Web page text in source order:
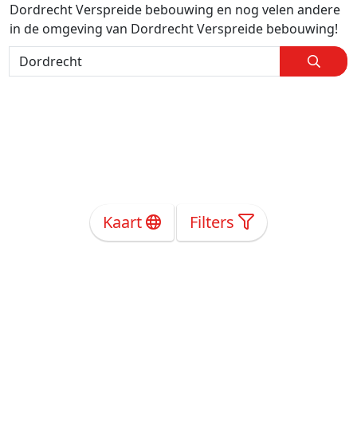
Dordrecht Verspreide bebouwing en nog velen andere
in de omgeving van Dordrecht Verspreide bebouwing!
Kaart Filters